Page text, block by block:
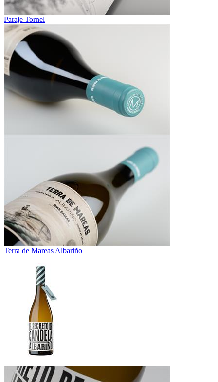
Paraje Tornel
Terra de Mareas Albariño